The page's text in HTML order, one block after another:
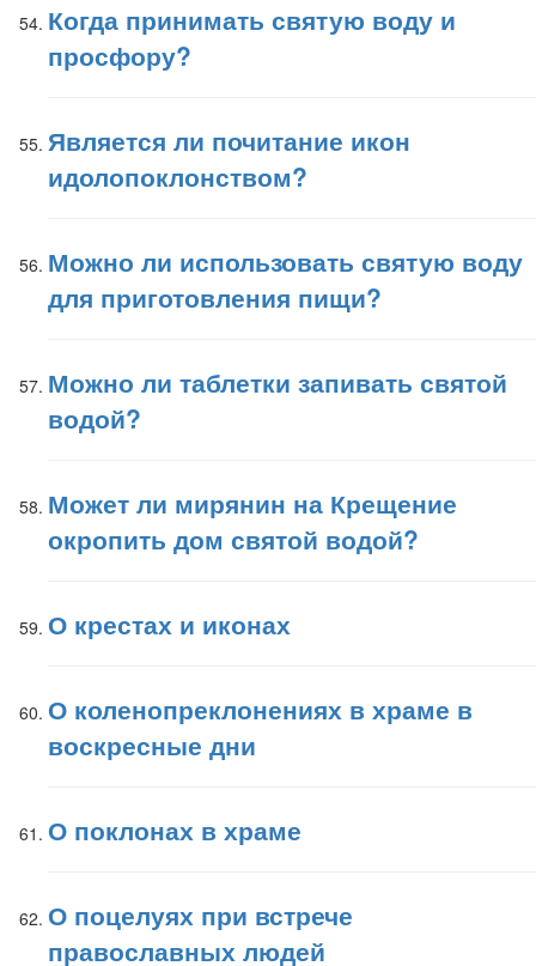
Когда принимать святую воду и
просфору?
Является ли почитание икон
идолопоклонством?
Можно ли использовать святую воду
для приготовления пищи?
Можно ли таблетки запивать святой
водой?
Может ли мирянин на Крещение
окропить дом святой водой?
О крестах и иконах
О коленопреклонениях в храме в
воскресные дни
О поклонах в храме
О поцелуях при встрече
православных людей